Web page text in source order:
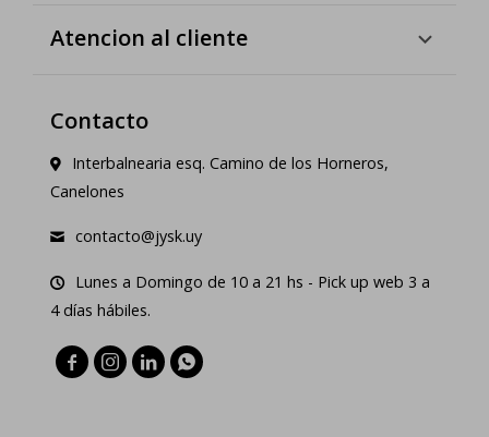
Atencion al cliente
Contacto
Interbalnearia esq. Camino de los Horneros,
Canelones
contacto@jysk.uy
Lunes a Domingo de 10 a 21 hs - Pick up web 3 a
4 días hábiles.
   